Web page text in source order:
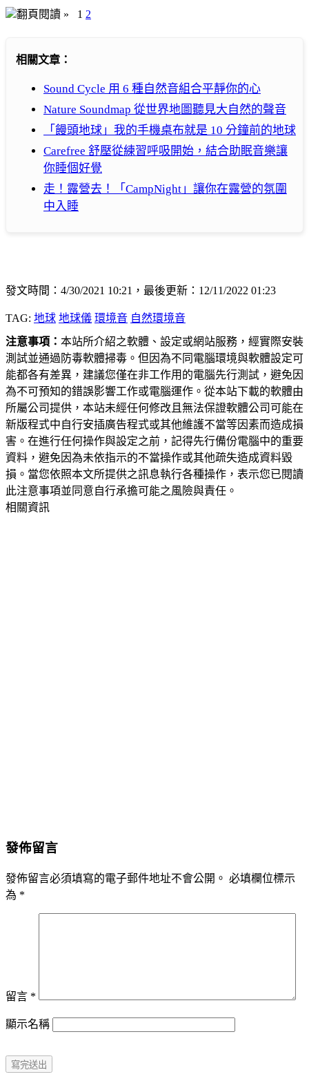
翻頁閱讀 » 1 2
相關文章：
Sound Cycle 用 6 種自然音組合平靜你的心
Nature Soundmap 從世界地圖聽見大自然的聲音
「饅頭地球」我的手機桌布就是 10 分鐘前的地球
Carefree 舒壓從練習呼吸開始，結合助眠音樂讓
你睡個好覺
走！露營去！「CampNight」讓你在露營的氛圍
中入睡
發文時間：4/30/2021 10:21，最後更新：12/11/2022 01:23
TAG: 地球 地球儀 環境音 自然環境音
注意事項： 本站所介紹之軟體、設定或網站服務，經實際安裝
測試並通過防毒軟體掃毒。但因為不同電腦環境與軟體設定可
能都各有差異，建議您僅在非工作用的電腦先行測試，避免因
為不可預知的錯誤影響工作或電腦運作。從本站下載的軟體由
所屬公司提供，本站未經任何修改且無法保證軟體公司可能在
新版程式中自行安插廣告程式或其他維護不當等因素而造成損
害。在進行任何操作與設定之前，記得先行備份電腦中的重要
資料，避免因為未依指示的不當操作或其他疏失造成資料毀
損。當您依照本文所提供之訊息執行各種操作，表示您已閱讀
此注意事項並同意自行承擔可能之風險與責任。
相關資訊
發佈留言
發佈留言必須填寫的電子郵件地址不會公開。 必填欄位標示
為 *
留言 *
顯示名稱